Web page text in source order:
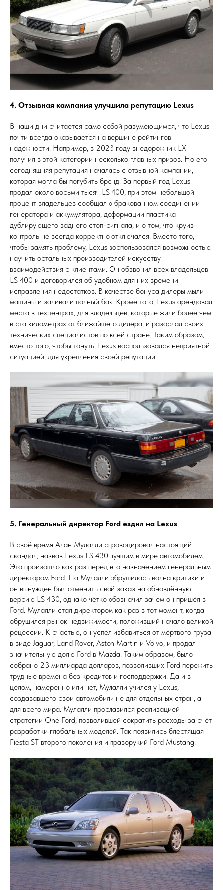
4. Отзывная кампания улучшила репутацию Lexus
В наши дни считается само собой разумеющимся, что Lexus
почти всегда оказывается на вершине рейтингов
надёжности. Например, в 2023 году внедорожник LX
получил в этой категории несколько главных призов. Но его
сегодняшняя репутация началась с отзывной кампании,
которая могла бы погубить бренд. За первый год Lexus
продал около восьми тысяч LS 400, при этом небольшой
процент владельцев сообщал о бракованном соединении
генератора и аккумулятора, деформации пластика
дублирующего заднего стоп-сигнала, и о том, что круиз-
контроль не всегда корректно отключался. Вместо того,
чтобы замять проблему, Lexus воспользовался возможностью
научить остальных производителей искусству
взаимодействия с клиентами. Он обзвонил всех владельцев
LS 400 и договорился об удобном для них времени
исправления недостатков. В качестве бонуса дилеры мыли
машины и заливали полный бак. Кроме того, Lexus арендовал
места в техцентрах, для владельцев, которые жили более чем
в ста километрах от ближайшего дилера, и разослал своих
технических специалистов по всей стране. Таким образом,
вместо того, чтобы тонуть, Lexus воспользовался неприятной
ситуацией, для укрепления своей репутации.
5. Генеральный директор Ford ездил на Lexus
В своё время Алан Мулалли спровоцировал настоящий
скандал, назвав Lexus LS 430 лучшим в мире автомобилем.
Это произошло как раз перед его назначением генеральным
директором Ford. На Мулалли обрушилась волна критики и
он вынужден был отменить свой заказ на обновлённую
версию LS 430, однако чётко обозначил зачем он пришёл в
Ford. Мулалли стал директором как раз в тот момент, когда
обрушился рынок недвижимости, положивший начало великой
рецессии. К счастью, он успел избавиться от мёртвого груза
в виде Jaguar, Land Rover, Aston Martin и Volvo, и продал
значительную долю Ford в Mazda. Таким образом, было
собрано 23 миллиарда долларов, позволивших Ford пережить
трудные времена без кредитов и господдержки. Да и в
целом, намеренно или нет, Мулалли учился у Lexus,
создававшего свои автомобили не для отдельных стран, а
для всего мира. Мулалли прославился реализацией
стратегии One Ford, позволившей сократить расходы за счёт
разработки глобальных моделей. Так появились блестящая
Fiesta ST второго поколения и праворукий Ford Mustang.